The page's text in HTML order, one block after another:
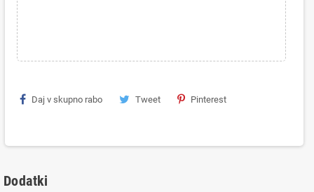
Daj v skupno rabo Tweet Pinterest
Dodatki